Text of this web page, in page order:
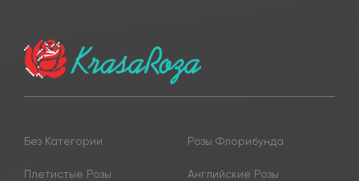
Без Категории Розы Флорибунда
Плетистые Розы Английские Розы